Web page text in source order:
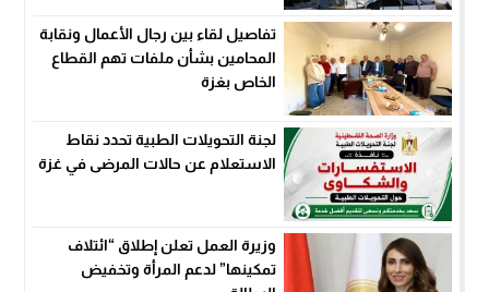
تفاصيل لقاء بين رجال الأعمال ونقابة
المحامين بشأن ملفات تهم القطاع
الخاص بغزة
لجنة التحويلات الطبية تحدد نقاط
الاستعلام عن حالات المرضى في غزة
وزيرة العمل تعلن إطلاق “ائتلاف
تمكينها” لدعم المرأة وتخفيض